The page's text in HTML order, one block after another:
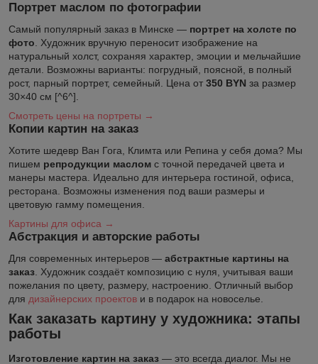
Портрет маслом по фотографии
Самый популярный заказ в Минске — портрет на холсте по
фото. Художник вручную переносит изображение на
натуральный холст, сохраняя характер, эмоции и мельчайшие
детали. Возможны варианты: погрудный, поясной, в полный
рост, парный портрет, семейный. Цена от 350 BYN за размер
30×40 см [^6^].
Смотреть цены на портреты →
Копии картин на заказ
Хотите шедевр Ван Гога, Климта или Репина у себя дома? Мы
пишем репродукции маслом с точной передачей цвета и
манеры мастера. Идеально для интерьера гостиной, офиса,
ресторана. Возможны изменения под ваши размеры и
цветовую гамму помещения.
Картины для офиса →
Абстракция и авторские работы
Для современных интерьеров — абстрактные картины на
заказ . Художник создаёт композицию с нуля, учитывая ваши
пожелания по цвету, размеру, настроению. Отличный выбор
для дизайнерских проектов и в подарок на новоселье.
Как заказать картину у художника: этапы
работы
Изготовление картин на заказ — это всегда диалог. Мы не